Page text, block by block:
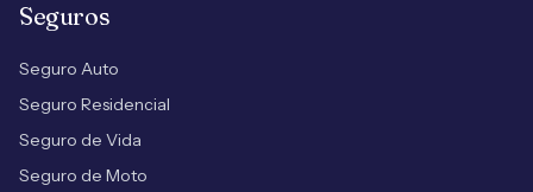
Seguros
Seguro Auto
Seguro Residencial
Seguro de Vida
Seguro de Moto